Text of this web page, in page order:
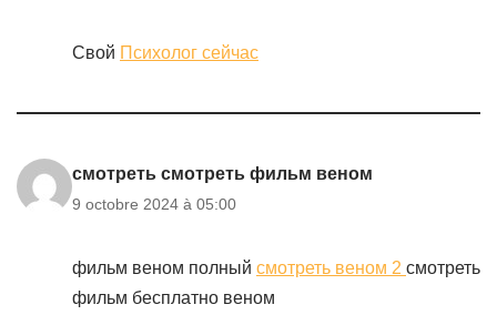
Свой Психолог сейчас
смотреть смотреть фильм веном
9 octobre 2024 à 05:00
фильм веном полный смотреть веном 2 смотреть
фильм бесплатно веном